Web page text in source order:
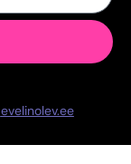
evelinolev.ee